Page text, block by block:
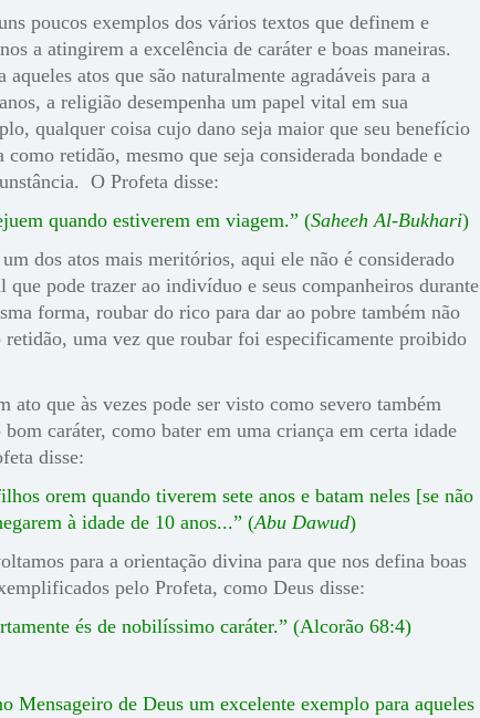
poucos exemplos dos vários textos que definem e
a atingirem a excelência de caráter e boas maneiras.
aqueles atos que são naturalmente agradáveis para a
a religião desempenha um papel vital em sua
qualquer coisa cujo dano seja maior que seu benefício
como retidão, mesmo que seja considerada bondade e
O Profeta disse:
quando estiverem em viagem.” (Saheeh Al-Bukhari)
dos atos mais meritórios, aqui ele não é considerado
que pode trazer ao indivíduo e seus companheiros durante
forma, roubar do rico para dar ao pobre também não
retidão, uma vez que roubar foi especificamente proibido
ato que às vezes pode ser visto como severo também
bom caráter, como bater em uma criança em certa idade
disse:
orem quando tiverem sete anos e batam neles [se não
à idade de 10 anos...” (Abu Dawud)
para a orientação divina para que nos defina boas
pelo Profeta, como Deus disse:
és de nobilíssimo caráter.” (Alcorão 68:4)
Mensageiro de Deus um excelente exemplo para aqueles